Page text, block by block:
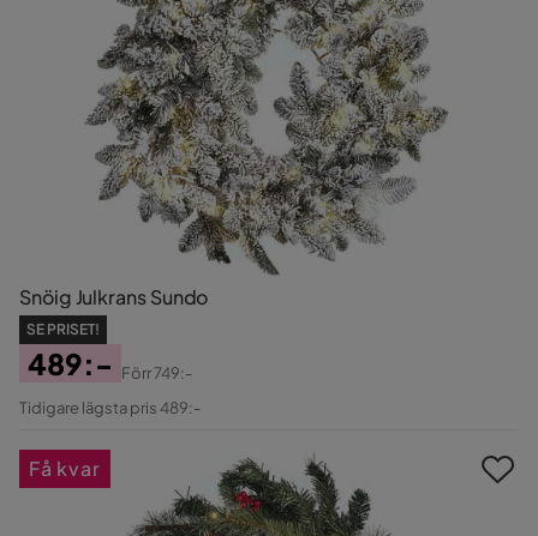
Snöig Julkrans Sundo
SE PRISET!
Pris
489:-
Original
Förr749:-
Tidigare lägsta pris 489:-
Få kvar